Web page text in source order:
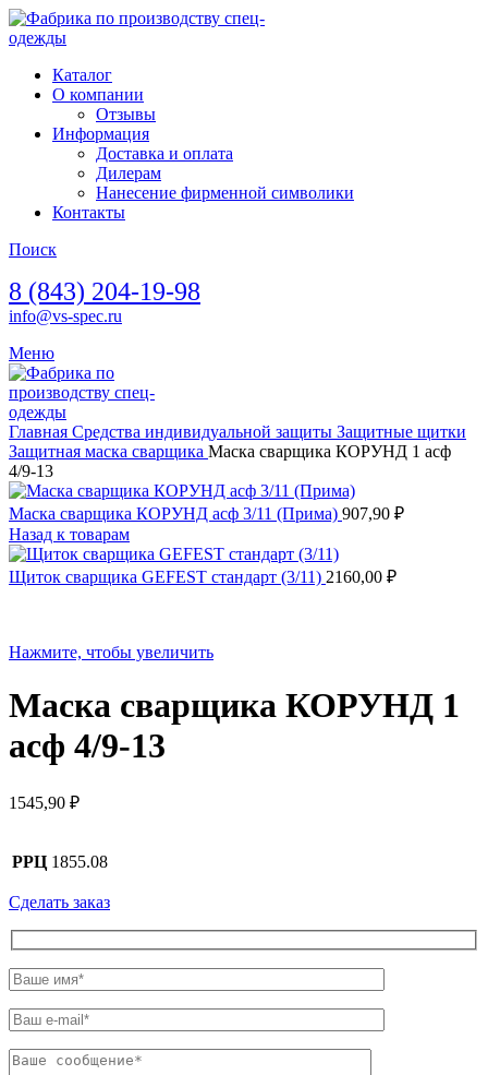
Каталог
О компании
Отзывы
Информация
Доставка и оплата
Дилерам
Нанесение фирменной символики
Контакты
Поиск
8 (843) 204-19-98
info@vs-spec.ru
Меню
Главная Средства индивидуальной защиты Защитные щитки
Защитная маска сварщика Маска сварщика КОРУНД 1 асф
4/9-13
Маска сварщика КОРУНД асф 3/11 (Прима) 907,90 ₽
Назад к товарам
Щиток сварщика GEFEST стандарт (3/11) 2160,00 ₽
Нажмите, чтобы увеличить
Маска сварщика КОРУНД 1
асф 4/9-13
1545,90 ₽
РРЦ 1855.08
Сделать заказ